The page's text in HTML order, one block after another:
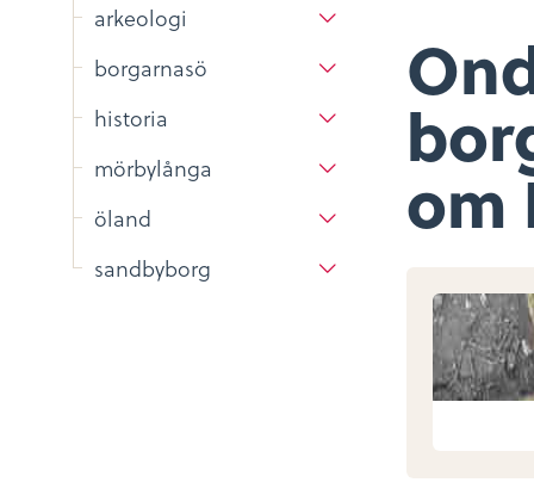
arkeologi
borgarnasö
historia
mörbylånga
öland
sandbyborg
om